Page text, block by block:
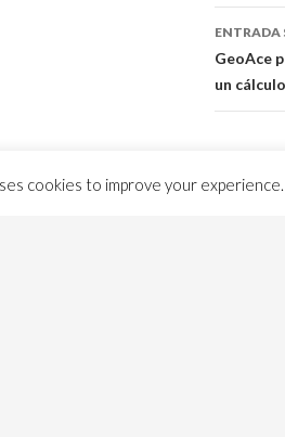
ENTRADA
GeoAce
un
cookies to improve your